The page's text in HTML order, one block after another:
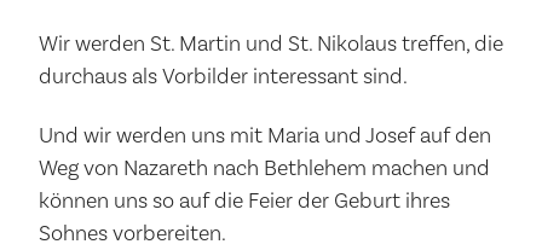
Wir werden St. Martin und St. Nikolaus treffen, die
durchaus als Vorbilder interessant sind.
Und wir werden uns mit Maria und Josef auf den
Weg von Nazareth nach Bethlehem machen und
können uns so auf die Feier der Geburt ihres
Sohnes vorbereiten.